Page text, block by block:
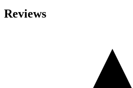
Reviews